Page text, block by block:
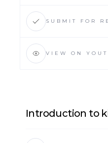
Introduction to
SUBMIT FOR
VIEW ON